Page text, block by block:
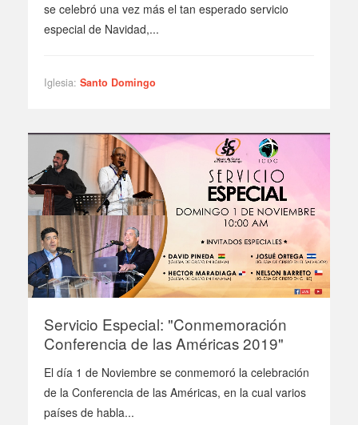
se celebró una vez más el tan esperado servicio
especial de Navidad,...
Iglesia: Santo Domingo
Servicio Especial: "Conmemoración
Conferencia de las Américas 2019"
El día 1 de Noviembre se conmemoró la celebración
de la Conferencia de las Américas, en la cual varios
países de habla...